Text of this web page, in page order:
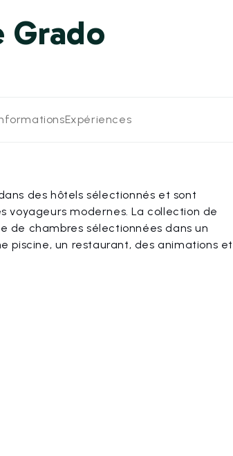
Grado
Expériences
des hôtels sélectionnés et sont
voyageurs modernes. La collection de
de chambres sélectionnées dans un
piscine, un restaurant, des animations et